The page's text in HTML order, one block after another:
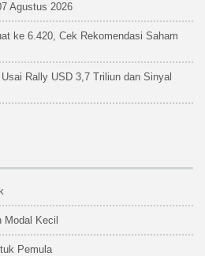
Agustus 2026
ke 6.420, Cek Rekomendasi Saham
Rally USD 3,7 Triliun dan Sinyal
Modal Kecil
Pemula